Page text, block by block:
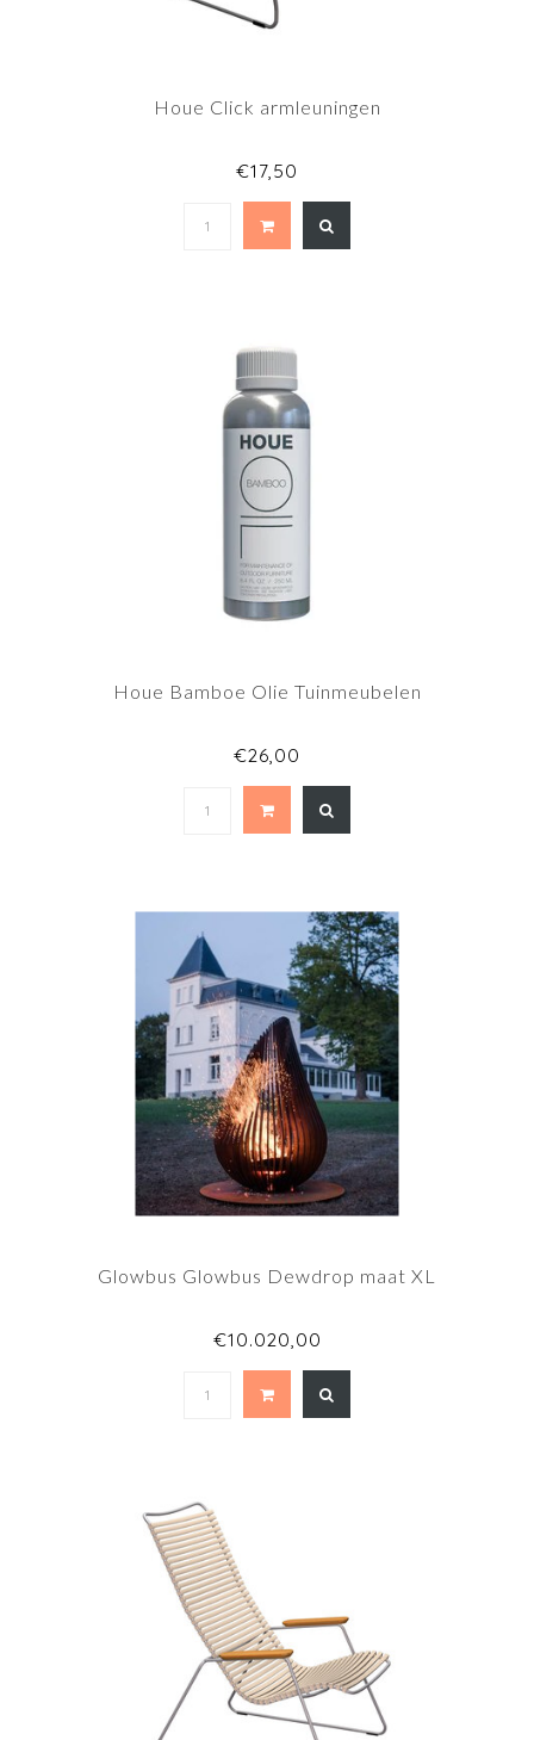
Houe Click armleuningen
€17,50
Houe Bamboe Olie Tuinmeubelen
€26,00
Glowbus Glowbus Dewdrop maat XL
€10.020,00